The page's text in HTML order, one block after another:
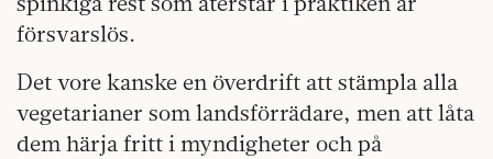
försvarslös.
Det vore kanske en överdrift att stämpla alla
vegetarianer som landsförrädare, men att låta
dem härja fritt i myndigheter och på